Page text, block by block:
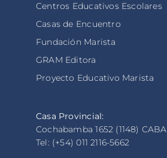
Centros Educativos Escolares
Casas de Encuentro
Fundación Marista
GRAM Editora
Proyecto Educativo Marista
Casa Provincial:
Cochabamba 1652 (1148) CABA
Tel: (+54) 011 2116-5662